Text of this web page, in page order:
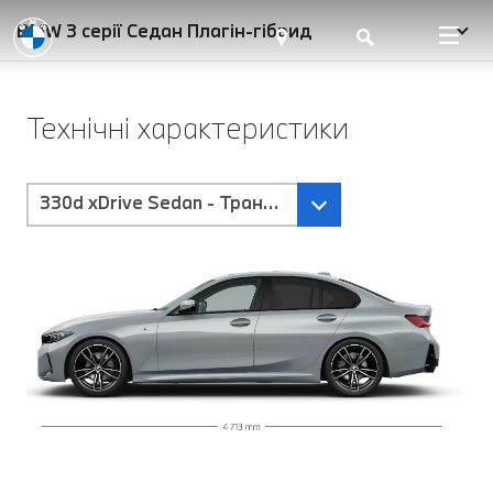
BMW 3 серії Седан Плагін-гібрид
Технічні характеристики
330d xDrive Sedan - Трансмісія Steptronic Sport